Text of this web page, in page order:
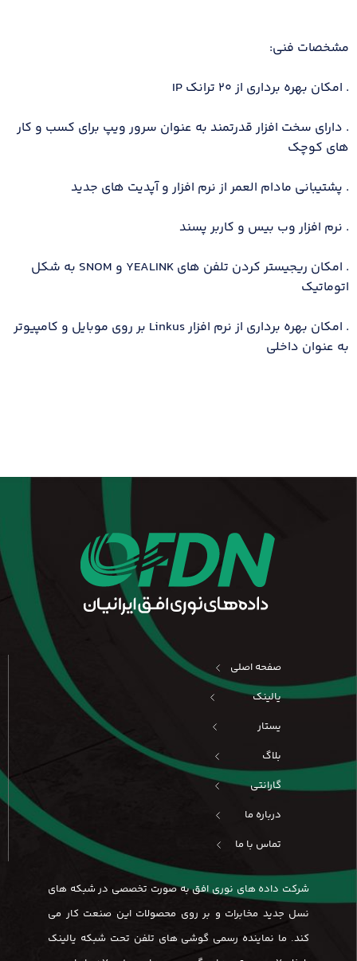
مشخصات فنی:
. امکان بهره برداری از ۲۰ ترانک IP
. دارای سخت افزار قدرتمند به عنوان سرور ویپ برای کسب و کار
های کوچک
. پشتیبانی مادام العمر از نرم افزار و آپدیت های جدید
. نرم افزار وب بیس و کاربر پسند
. امکان ریجیستر کردن تلفن های YEALINK و SNOM به شکل
اتوماتیک
. امکان بهره برداری از نرم افزار Linkus بر روی موبایل و کامپیوتر
به عنوان داخلی
صفحه اصلی
یالینک
یستار
بلاگ
گارانتی
درباره ما
تماس با ما
شرکت داده های نوری افق به صورت تخصصی در شبکه های
نسل جدید مخابرات و بر روی محصولات این صنعت کار می
کند. ما نماینده رسمی گوشی های تلفن تحت شبکه یالینک